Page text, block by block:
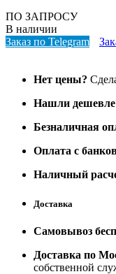
ПО ЗАПРОСУ
В наличии
Заказ по Telegram
Нет цены?
Нашли
Безналичная
Оплата с
Наличный
Доставка
Самовывоз
Доставка по
собственной